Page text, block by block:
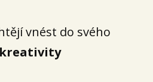
vnést do svého